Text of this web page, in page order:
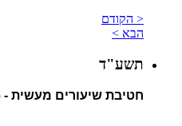
< הקודם
הבא >
תשע"ד
חטיבת שיעורים מעשית - 36 ש"ס: